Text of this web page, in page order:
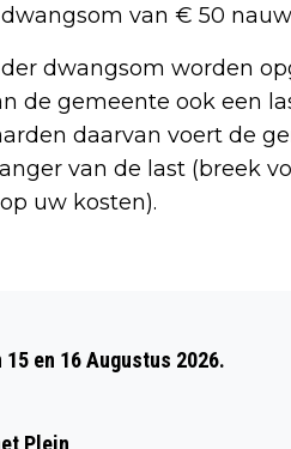
van € 50
dwangsom worden
de gemeente ook een
daarvan voert de
van de last (breek
uw kosten).
WHITE
en 16 Augustus 2026.
Plein